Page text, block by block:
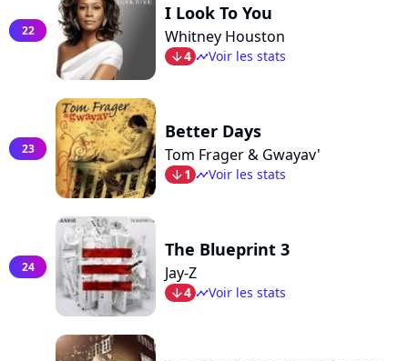
22
I Look To You
Whitney Houston
arrow_bot4 timelineVoir les stats
23
Better Days
Tom Frager & Gwayav'
arrow_bot1 timelineVoir les stats
24
The Blueprint 3
Jay-Z
arrow_bot4 timelineVoir les stats